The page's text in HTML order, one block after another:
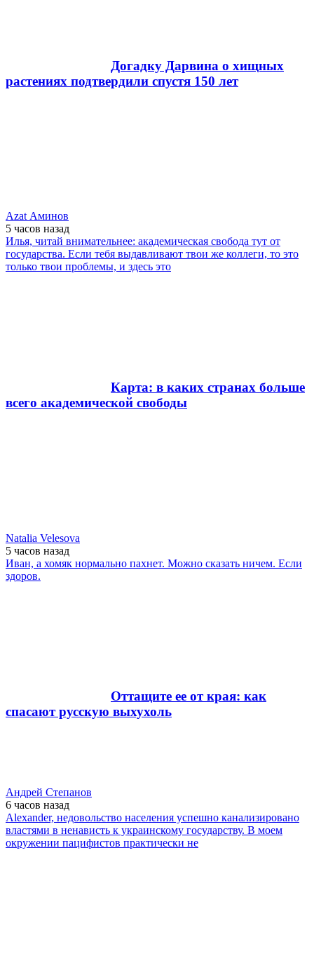
Догадку Дарвина о хищных
растениях подтвердили спустя 150 лет
Azat Аминов
5 часов назад
Илья, читай внимательнее: академическая свобода тут от
государства. Если тебя выдавливают твои же коллеги, то это
только твои проблемы, и здесь это
Карта: в каких странах больше
всего академической свободы
Natalia Velesova
5 часов назад
Иван, а хомяк нормально пахнет. Можно сказать ничем. Если
здоров.
Оттащите ее от края: как
спасают русскую выхухоль
Андрей Степанов
6 часов назад
Alexander, недовольство населения успешно канализировано
властями в ненависть к украинскому государству. В моем
окружении пацифистов практически не